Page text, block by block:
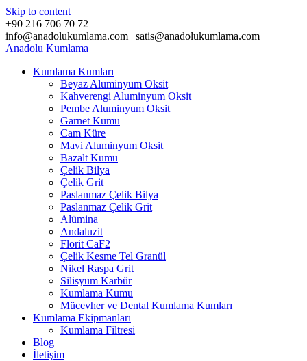
Skip to content
+90 216 706 70 72
info@anadolukumlama.com | satis@anadolukumlama.com
Anadolu Kumlama
Kumlama Kumları
Beyaz Aluminyum Oksit
Kahverengi Aluminyum Oksit
Pembe Aluminyum Oksit
Garnet Kumu
Cam Küre
Mavi Aluminyum Oksit
Bazalt Kumu
Çelik Bilya
Çelik Grit
Paslanmaz Çelik Bilya
Paslanmaz Çelik Grit
Alümina
Andaluzit
Florit CaF2
Çelik Kesme Tel Granül
Nikel Raspa Grit
Silisyum Karbür
Kumlama Kumu
Mücevher ve Dental Kumlama Kumları
Kumlama Ekipmanları
Kumlama Filtresi
Blog
İletişim